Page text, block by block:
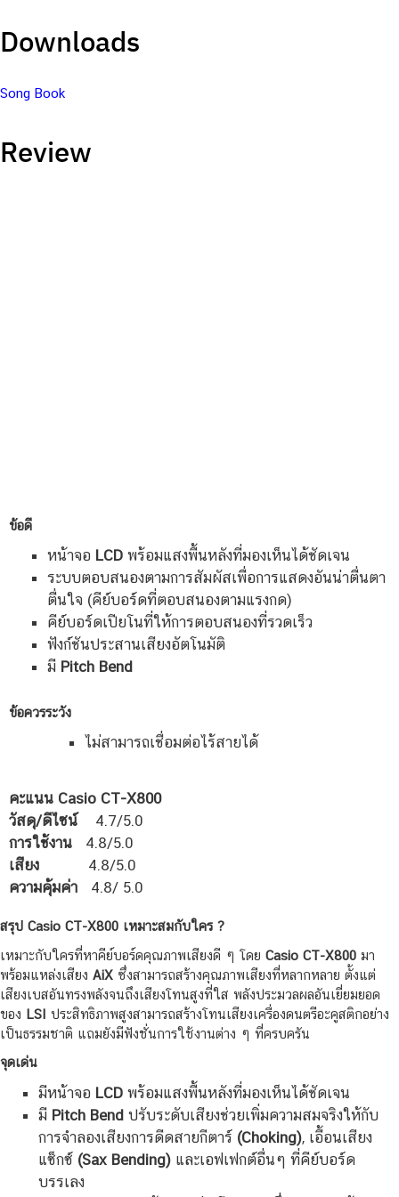
Downloads
Song Book
Review
ข้อดี
หน้าจอ LCDพร้อมแสงพื้นหลังที่มองเห็นได้ชัดเจน
ระบบตอบสนองตามการสัมผัสเพื่อการแสดงอันน่าตื่นตา
ตื่นใจ (คีย์บอร์ดที่ตอบสนองตามแรงกด)
คีย์บอร์ดเปียโนที่ให้การตอบสนองที่รวดเร็ว
ฟังก์ชันประสานเสียงอัตโนมัติ
มี Pitch Bend
ข้อควรระวัง
ไม่สามารถเชื่อมต่อไร้สายได้
คะแนน Casio CT-X800
วัสดุ/ดีไซน์
4.7/5.0
การใช้งาน 4.8/5.0
เสียง
4.8/5.0
ความคุ้มค่า 4.8/ 5.0
สรุป Casio CT-X800 เหมาะสมกับใคร ?
เหมาะกับใครที่หาคีย์บอร์ดคุณภาพเสียงดี ๆ โดย Casio CT-X800 มา
พร้อมแหล่งเสียง AiX ซึ่งสามารถสร้างคุณภาพเสียงที่หลากหลาย ตั้งแต่
เสียงเบสอันทรงพลังจนถึงเสียงโทนสูงที่ใส พลังประมวลผลอันเยี่ยมยอด
ของ LSI ประสิทธิภาพสูงสามารถสร้างโทนเสียงเครื่องดนตรีอะคูสติกอย่าง
เป็นธรรมชาติ แถมยังมีฟังชั่นการใช้งานต่าง ๆ ที่ครบครัน
จุดเด่น
มีหน้าจอ LCDพร้อมแสงพื้นหลังที่มองเห็นได้ชัดเจน
มี Pitch Bendปรับระดับเสียงช่วยเพิ่มความสมจริงให้กับ
การจำลองเสียงการดีดสายกีตาร์ (Choking), เอื้อนเสียง
แซ็กซ์ (Sax Bending)และเอฟเฟกต์อื่นๆ ที่คีย์บอร์ด
บรรเลง